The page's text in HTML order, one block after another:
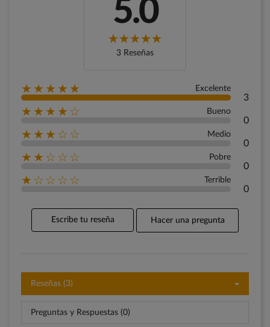
5.0
3 Reseñas
★★★★★ Excelente
3
★★★★☆ Bueno
0
★★★☆☆ Medio
0
★★☆☆☆ Pobre
0
★☆☆☆☆ Terrible
0
Escribe tu reseña Hacer una pregunta
Reseñas (3)
Preguntas y Respuestas (0)